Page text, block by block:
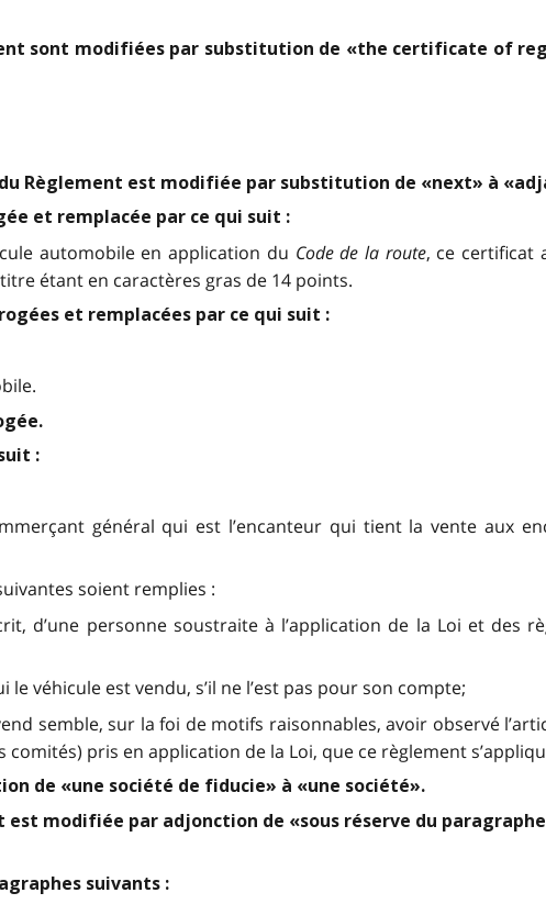
sont modifiées par substitution de «the certificate of
Règlement est modifiée par substitution de «next» à
et remplacée par ce qui suit :
automobile en application du Code de la route, ce certificat
étant en caractères gras de 14 points.
et remplacées par ce qui suit :
:
général qui est l’encanteur qui tient la vente aux
soient remplies :
d’une personne soustraite à l’application de la Loi et des
véhicule est vendu, s’il ne l’est pas pour son compte;
semble, sur la foi de motifs raisonnables, avoir observé
pris en application de la Loi, que ce règlement
de «une société de fiducie» à «une société».
est modifiée par adjonction de «sous réserve du
suivants :